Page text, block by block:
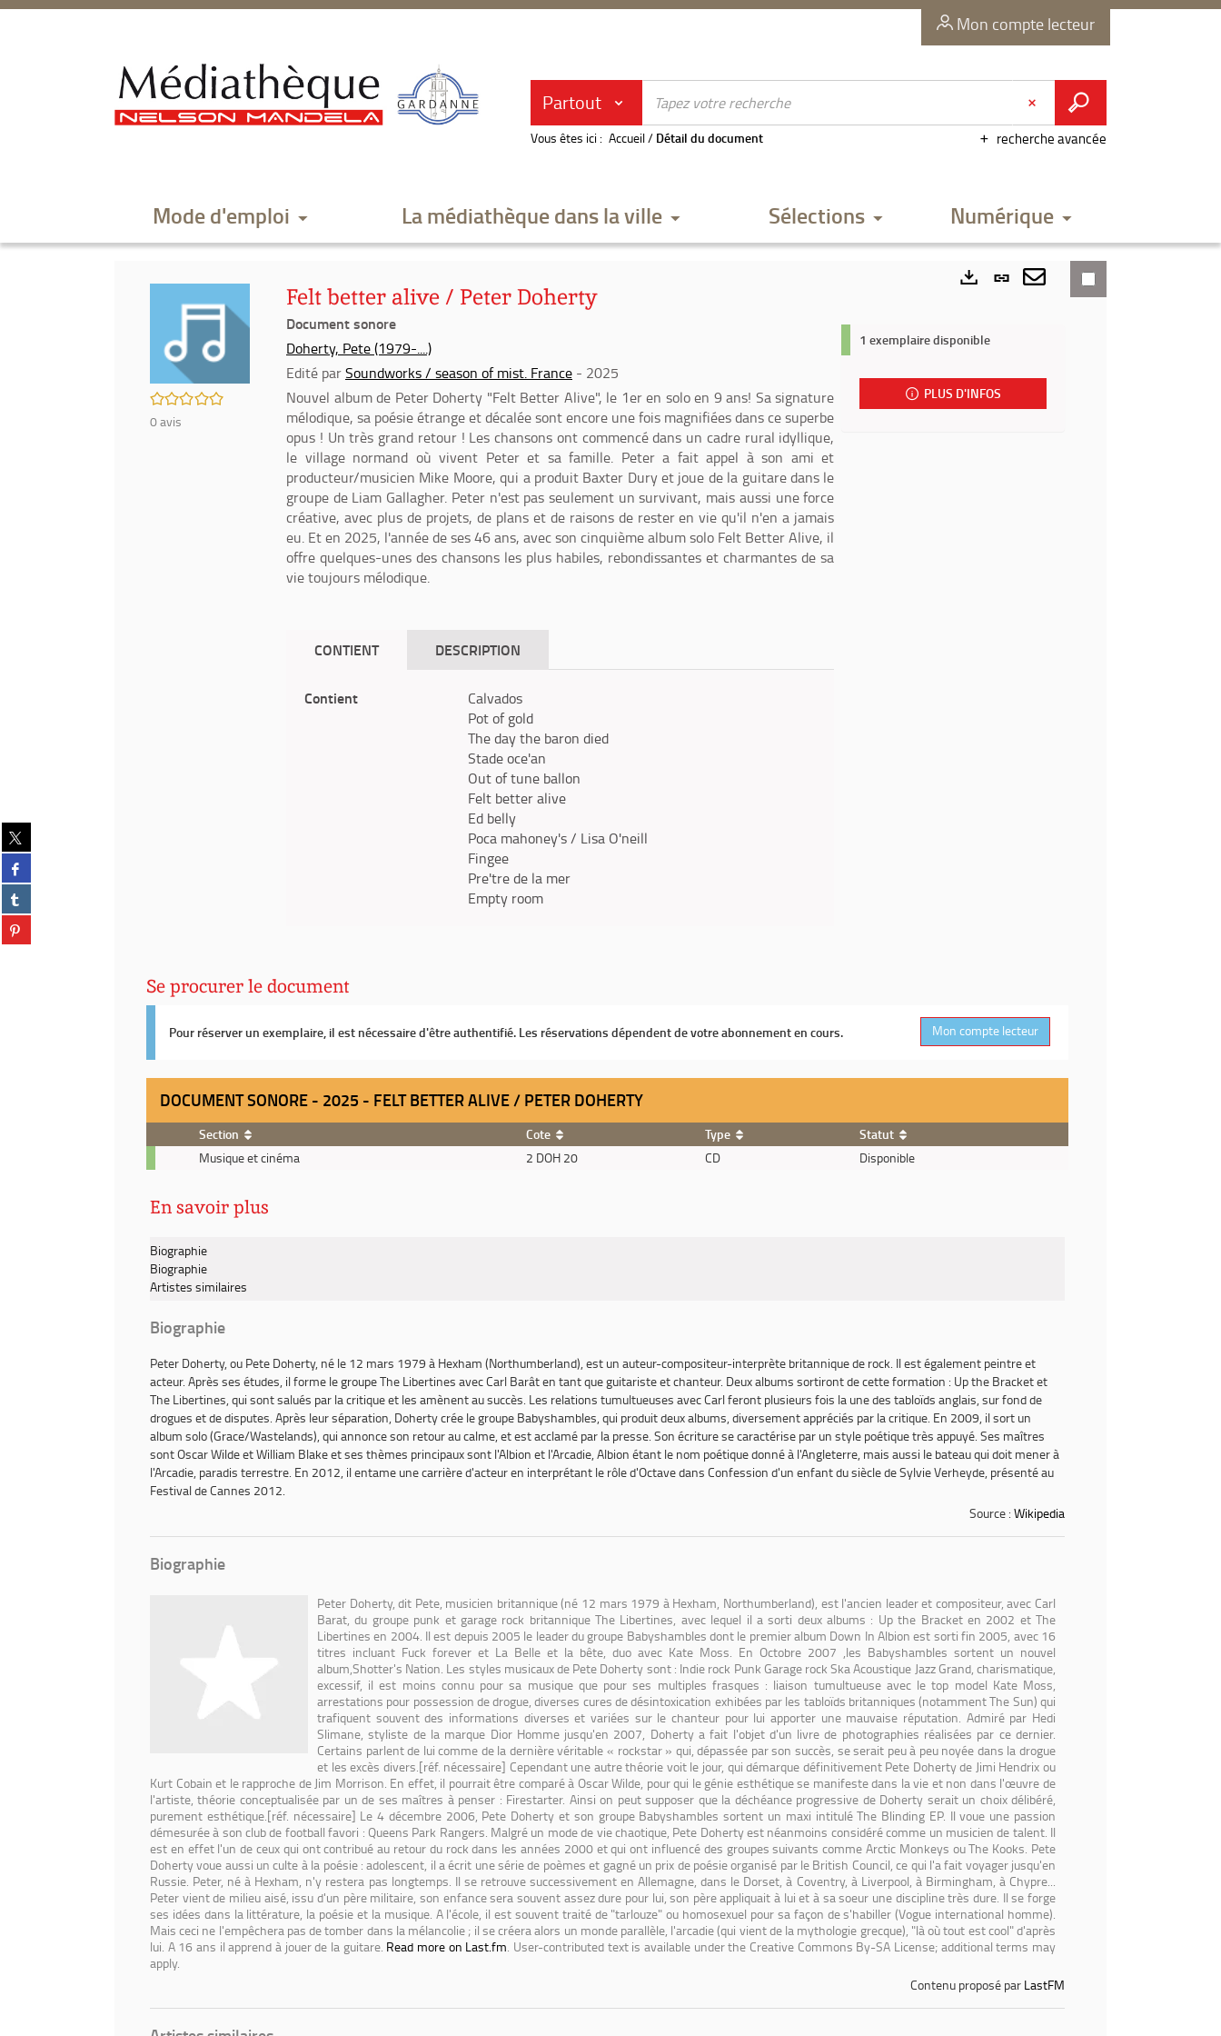
recherche
Mon compte lecteur
Partout
recherche avancée
Vous êtes ici : Accueil/ Détail du document
Mode d'emploi La médiathèque dans la ville Sélections Numérique
Partager
sur
twitter
(Nouvelle
fenêtre)
Partager
sur
facebook
(Nouvelle
fenêtre)
Partager
sur
tumblr
(Nouvelle
Partager
sur
/5
0avis
Felt better alive / Peter Doherty
Document sonore
Doherty, Pete (1979-....)
Edité parSoundworks / season of mist. France - 2025
Nouvel album de Peter Doherty "Felt Better Alive", le 1er en solo en 9 ans! Sa signature
mélodique, sa poésie étrange et décalée sont encore une fois magnifiées dans ce superbe
opus ! Un très grand retour ! Les chansons ont commencé dans un cadre rural idyllique,
le village normand où vivent Peter et sa famille. Peter a fait appel à son ami et
producteur/musicien Mike Moore, qui a produit Baxter Dury et joue de la guitare dans le
groupe de Liam Gallagher. Peter n'est pas seulement un survivant, mais aussi une force
créative, avec plus de projets, de plans et de raisons de rester en vie qu'il n'en a jamais
eu. Et en 2025, l'année de ses 46 ans, avec son cinquième album solo Felt Better Alive, il
offre quelques-unes des chansons les plus habiles, rebondissantes et charmantes de sa
vie toujours mélodique.
CONTIENT DESCRIPTION
Contient
Calvados
Pot of gold
The day the baron died
Stade oce'an
Out of tune ballon
Felt better alive
Ed belly
Poca mahoney's / Lisa O'neill
Fingee
Pre'tre de la mer
Empty room
Lien
permanent
fenêtre)
Envoyer
mail
1 exemplaire disponible
PLUS D'INFOS
Se procurer le document
Pour réserver un exemplaire, il est nécessaire d'être authentifié. Les réservations dépendent de votre abonnement en cours. Mon compte lecteur
DOCUMENT SONORE - 2025 - FELT BETTER ALIVE / PETER DOHERTY
Document
sonore
2025
Felt
better
alive
Peter
Doherty
Section Cote Type
Statut
Musique et cinéma
2 DOH 20 CD Disponible
En savoir plus
Biographie
Biographie
Artistes similaires
Biographie
Peter Doherty, ou Pete Doherty, né le 12 mars 1979 à Hexham (Northumberland), est un auteur-compositeur-interprète britannique de rock. Il est également peintre et
acteur. Après ses études, il forme le groupe The Libertines avec Carl Barât en tant que guitariste et chanteur. Deux albums sortiront de cette formation : Up the Bracketet
The Libertines, qui sont salués par la critique et les amènent au succès. Les relations tumultueuses avec Carl feront plusieurs fois la une des tabloïds anglais, sur fond de
drogues et de disputes. Après leur séparation, Doherty crée le groupe Babyshambles, qui produit deux albums, diversement appréciés par la critique. En 2009, il sort un
album solo (Grace/Wastelands), qui annonce son retour au calme, et est acclamé par la presse. Son écriture se caractérise par un style poétique très appuyé. Ses maîtres
sont Oscar Wilde et William Blake et ses thèmes principaux sont l'Albion et l'Arcadie, Albion étant le nom poétique donné à l'Angleterre, mais aussi le bateau qui doit mener à
l'Arcadie, paradis terrestre. En 2012, il entame une carrière d'acteur en interprétant le rôle d'Octave dans Confession d'un enfant du sièclede Sylvie Verheyde, présenté au
Festival de Cannes 2012.
Source : Wikipedia
Biographie
Peter Doherty, dit Pete, musicien britannique (né 12 mars 1979 à Hexham, Northumberland), est l'ancien leader et compositeur, avec Carl
Barat, du groupe punk et garage rock britannique The Libertines, avec lequel il a sorti deux albums : Up the Bracket en 2002 et The
Libertines en 2004. Il est depuis 2005 le leader du groupe Babyshambles dont le premier album Down In Albion est sorti fin 2005, avec 16
titres incluant Fuck forever et La Belle et la bête, duo avec Kate Moss. En Octobre 2007 ,les Babyshambles sortent un nouvel
album,Shotter's Nation. Les styles musicaux de Pete Doherty sont : Indie rock Punk Garage rock Ska Acoustique Jazz Grand, charismatique,
excessif, il est moins connu pour sa musique que pour ses multiples frasques : liaison tumultueuse avec le top model Kate Moss,
arrestations pour possession de drogue, diverses cures de désintoxication exhibées par les tabloïds britanniques (notamment The Sun) qui
trafiquent souvent des informations diverses et variées sur le chanteur pour lui apporter une mauvaise réputation. Admiré par Hedi
Slimane, styliste de la marque Dior Homme jusqu'en 2007, Doherty a fait l'objet d'un livre de photographies réalisées par ce dernier.
Certains parlent de lui comme de la dernière véritable « rockstar » qui, dépassée par son succès, se serait peu à peu noyée dans la drogue
et les excès divers.[réf. nécessaire] Cependant une autre théorie voit le jour, qui démarque définitivement Pete Doherty de Jimi Hendrix ou
Kurt Cobain et le rapproche de Jim Morrison. En effet, il pourrait être comparé à Oscar Wilde, pour qui le génie esthétique se manifeste dans la vie et non dans l'œuvre de
l'artiste, théorie conceptualisée par un de ses maîtres à penser : Firestarter. Ainsi on peut supposer que la déchéance progressive de Doherty serait un choix délibéré,
purement esthétique.[réf. nécessaire] Le 4 décembre 2006, Pete Doherty et son groupe Babyshambles sortent un maxi intitulé The Blinding EP. Il voue une passion
démesurée à son club de football favori : Queens Park Rangers. Malgré un mode de vie chaotique, Pete Doherty est néanmoins considéré comme un musicien de talent. Il
est en effet l'un de ceux qui ont contribué au retour du rock dans les années 2000 et qui ont influencé des groupes suivants comme Arctic Monkeys ou The Kooks. Pete
Doherty voue aussi un culte à la poésie : adolescent, il a écrit une série de poèmes et gagné un prix de poésie organisé par le British Council, ce qui l'a fait voyager jusqu'en
Russie. Peter, né à Hexham, n'y restera pas longtemps. Il se retrouve successivement en Allemagne, dans le Dorset, à Coventry, à Liverpool, à Birmingham, à Chypre...
Peter vient de milieu aisé, issu d'un père militaire, son enfance sera souvent assez dure pour lui, son père appliquait à lui et à sa soeur une discipline très dure. Il se forge
ses idées dans la littérature, la poésie et la musique. A l'école, il est souvent traité de "tarlouze" ou homosexuel pour sa façon de s'habiller (Vogue international homme).
Mais ceci ne l'empêchera pas de tomber dans la mélancolie ; il se créera alors un monde parallèle, l'arcadie (qui vient de la mythologie grecque), "là où tout est cool" d'après
lui. A 16 ans il apprend à jouer de la guitare. Read more on Last.fm. User-contributed text is available under the Creative Commons By-SA License; additional terms may
apply.
Contenu proposé par LastFM